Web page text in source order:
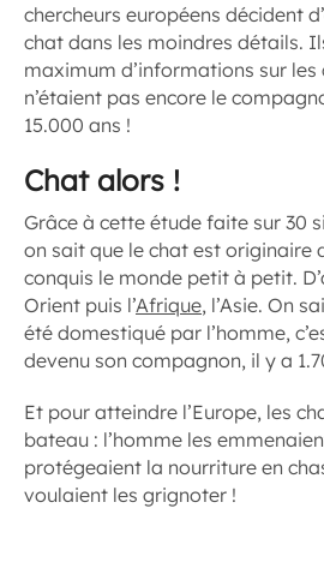
chercheurs européens décident
chat dans les moindres détails.
maximum d’informations sur les
n’étaient pas encore le
15.000 ans !
Chat alors !
Grâce à cette étude faite sur 30
on sait que le chat est originaire
conquis le monde petit à petit.
Orient puis l’Afrique, l’Asie. On
été domestiqué par l’homme,
devenu son compagnon, il y a
Et pour atteindre l’Europe, les
bateau : l’homme les
protégeaient la nourriture en
voulaient les grignoter !